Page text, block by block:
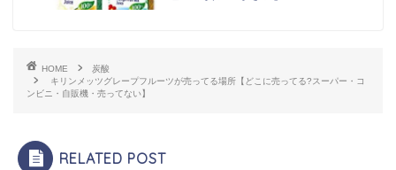
HOME
炭酸
キリンメッツグレープフルーツが売ってる場所【どこに売ってる?スーパー・コ
ンビニ・自販機・売ってない】
RELATED POST